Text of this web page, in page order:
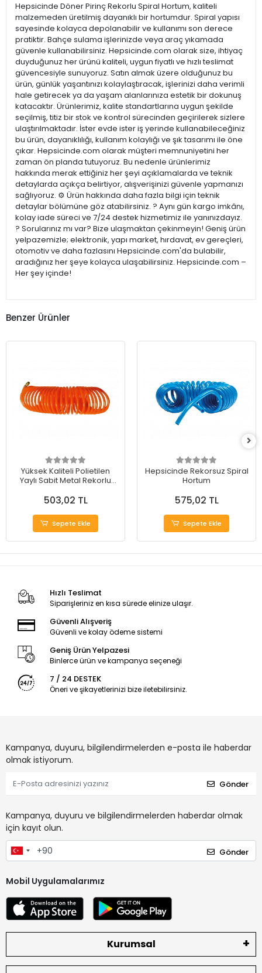
Hepsicinde Döner Pirinç Rekorlu Spiral Hortum, kaliteli
malzemeden üretilmiş dayanıklı bir hortumdur. Spiral yapısı
sayesinde kolayca depolanabilir ve kullanımı son derece
pratiktir. Bahçe sulama işlerinizde veya araç yıkamada
güvenle kullanabilirsiniz. Hepsicinde.com olarak size, ihtiyaç
duyduğunuz her ürünü kaliteli, uygun fiyatlı ve hızlı teslimat
güvencesiyle sunuyoruz. Satın almak üzere olduğunuz bu
ürün, günlük yaşantınızı kolaylaştıracak, işlerinizi daha verimli
hale getirecek ya da yaşam alanlarınıza estetik bir dokunuş
katacaktır. Ürünlerimiz, kalite standartlarına uygun şekilde
seçilmiş, titiz bir stok ve kontrol sürecinden geçirilerek sizlere
ulaştırılmaktadır. İster evde ister iş yerinde kullanabileceğiniz
bu ürün, dayanıklılığı, kullanım kolaylığı ve şık tasarımı ile öne
çıkar. Hepsicinde.com olarak müşteri memnuniyetini her
zaman ön planda tutuyoruz. Bu nedenle ürünlerimiz
hakkında merak ettiğiniz her şeyi açıklamalarda ve teknik
detaylarda açıkça belirtiyor, alışverişinizi güvenle yapmanızı
sağlıyoruz. ⚙️ Ürün hakkında daha fazla bilgi için teknik
detaylar bölümüne göz atabilirsiniz. ? Aynı gün kargo imkânı,
kolay iade süreci ve 7/24 destek hizmetimiz ile yanınızdayız.
? Sorularınız mı var? Bize ulaşmaktan çekinmeyin! Geniş ürün
yelpazemizle; elektronik, yapı market, hırdavat, ev gereçleri,
otomotiv ve daha fazlasını Hepsicinde.com'da bulabilir,
aradığınız her şeye kolayca ulaşabilirsiniz. Hepsicinde.com –
Her şey içinde!
Benzer Ürünler
Yüksek Kaliteli Polietilen
Yaylı Sabit Metal Rekorlu
503,02 TL
Sepete Ekle
Hepsicinde Rekorsuz Spiral
Hortum
575,02 TL
Sepete Ekle
Hızlı Teslimat
Siparişleriniz en kısa sürede elinize ulaşır.
Güvenli Alışveriş
Güvenli ve kolay ödeme sistemi
Geniş Ürün Yelpazesi
Binlerce ürün ve kampanya seçeneği
7 / 24 DESTEK
Öneri ve şikayetlerinizi bize iletebilirsiniz.
Kampanya, duyuru, bilgilendirmelerden e-posta ile haberdar
olmak istiyorum.
Gönder
Kampanya, duyuru ve bilgilendirmelerden haberdar olmak
için kayıt olun.
Gönder
Mobil Uygulamalarımız
Kurumsal